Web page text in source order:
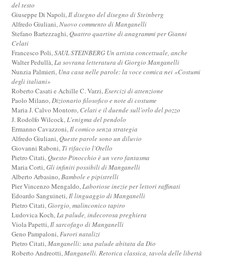
del testo
Giuseppe Di Napoli,Il disegno del disegno di Steinberg
Alfredo Giuliani,Nuovo commento di Manganelli
Stefano Bartezzaghi,Quattro quartine di anagrammi per Gianni
Celati
Francesco Poli,SAUL STEINBERG Un artista concettuale, anche
Walter Pedullà,La sovrana letteratura di Giorgio Manganelli
Nunzia Palmieri, Una casa nelle parole: la voce comica nei «Costumi
degli italiani»
Roberto Casati e Achille C. Varzi,Esercizi di attenzione
Paolo Milano,Dizionario filosofico e note di costume
Maria J. Calvo Montoro, Celati e il duende sull’orlo del pozzo
J. Rodolfo Wilcock,L'enigma del pendolo
Ermanno Cavazzoni,Il comico senza strategia
Alfredo Giuliani,Queste parole sono un diluvio
Giovanni Raboni, Ti rifaccio l'Otello
Pietro Citati,Questo Pinocchio è un vero fantasma
Maria Corti,Gli infiniti possibili di Manganelli
Alberto Arbasino,Bambole e pipistrelli
Pier Vincenzo Mengaldo,Laboriose inezie per lettori raffinati
Edoardo Sanguineti,Il linguaggio di Manganelli
Pietro Citati,Giorgio, malinconico tapiro
Ludovica Koch,La palude, indecorosa preghiera
Viola Papetti,Il sarcofago di Manganelli
Geno Pampaloni,Furori natalizi
Pietro Citati,Manganelli: una palude abitata da Dio
Roberto Andreotti,Manganelli. Retorica classica, tavola delle libertà